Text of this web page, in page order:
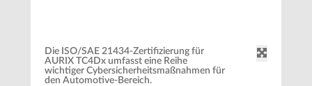
Die ISO/SAE 21434-Zertifizierung für
AURIX TC4Dx umfasst eine Reihe
wichtiger Cybersicherheitsmaßnahmen für
den Automotive-Bereich.